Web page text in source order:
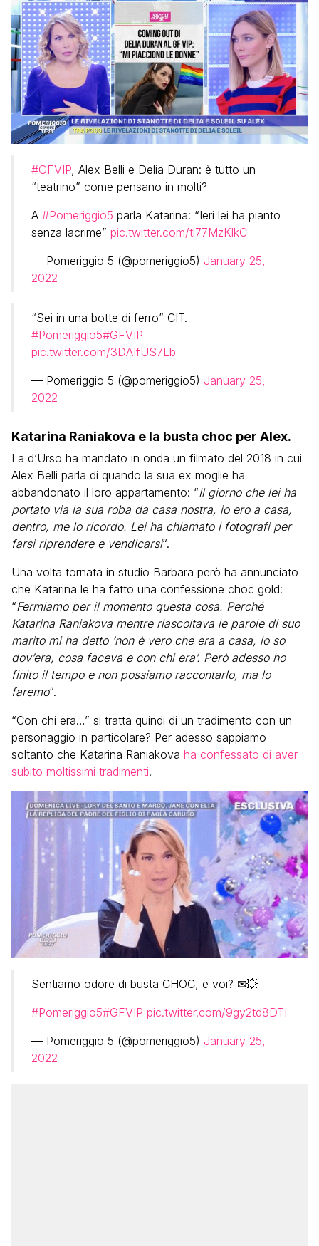
#GFVIP , Alex Belli e Delia Duran: è tutto un
“teatrino” come pensano in molti?
A #Pomeriggio5 parla Katarina: “Ieri lei ha pianto
senza lacrime” pic.twitter.com/tl77MzKlkC
— Pomeriggio 5 (@pomeriggio5) January 25,
2022
“Sei in una botte di ferro” CIT.
#Pomeriggio5#GFVIP
pic.twitter.com/3DAIfUS7Lb
— Pomeriggio 5 (@pomeriggio5) January 25,
2022
Katarina Raniakova e la busta choc per Alex.
La d’Urso ha mandato in onda un filmato del 2018 in cui
Alex Belli parla di quando la sua ex moglie ha
abbandonato il loro appartamento: “Il giorno che lei ha
portato via la sua roba da casa nostra, io ero a casa,
dentro, me lo ricordo. Lei ha chiamato i fotografi per
farsi riprendere e vendicarsi“.
Una volta tornata in studio Barbara però ha annunciato
che Katarina le ha fatto una confessione choc gold:
“Fermiamo per il momento questa cosa. Perché
Katarina Raniakova mentre riascoltava le parole di suo
marito mi ha detto ‘non è vero che era a casa, io so
dov’era, cosa faceva e con chi era’. Però adesso ho
finito il tempo e non possiamo raccontarlo, ma lo
faremo“.
“Con chi era…” si tratta quindi di un tradimento con un
personaggio in particolare? Per adesso sappiamo
soltanto che Katarina Raniakova ha confessato di aver
subito moltissimi tradimenti.
Sentiamo odore di busta CHOC, e voi? ✉💥
#Pomeriggio5#GFVIP pic.twitter.com/9gy2td8DTI
— Pomeriggio 5 (@pomeriggio5) January 25,
2022